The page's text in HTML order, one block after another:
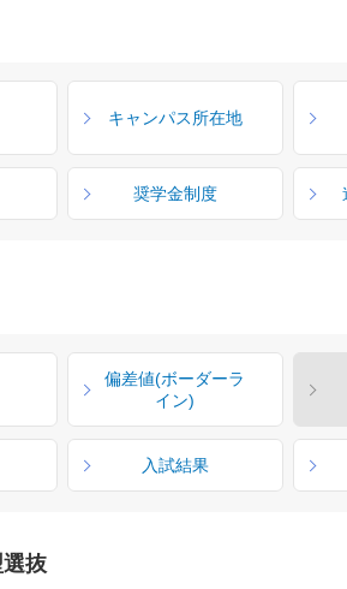
キャンパス所在地
奨学金制度
偏差値(ボーダーラ
イン)
入試結果
抜